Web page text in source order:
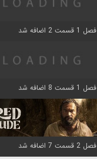
فصل 1 قسمت 2 اضافه شد
فصل 1 قسمت 8 اضافه شد
فصل 2 قسمت 7 اضافه شد